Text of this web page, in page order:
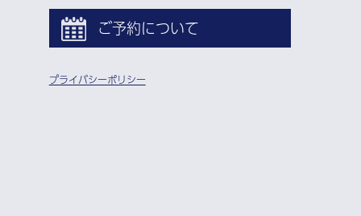
ご予約について
プライバシーポリシー